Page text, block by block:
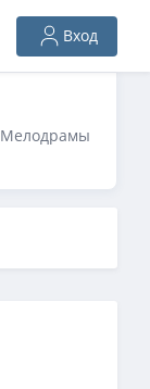
Вход
Мелодрамы